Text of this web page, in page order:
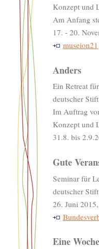
Konzept und
Am Anfang
17. - 20.
museion21
Anders
Ein Retreat
deutscher
Im Auftrag
Konzept und
31.8. bis
Gute
Seminar für
deutscher
26. Juni
Eine